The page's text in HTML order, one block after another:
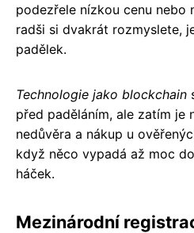
podezřele nízkou cenu nebo
radši si dvakrát rozmyslete,
padělek.
Technologie jako blockchain
před paděláním, ale zatím je
nedůvěra a nákup u
když něco vypadá až moc
háček.
Mezinárodní